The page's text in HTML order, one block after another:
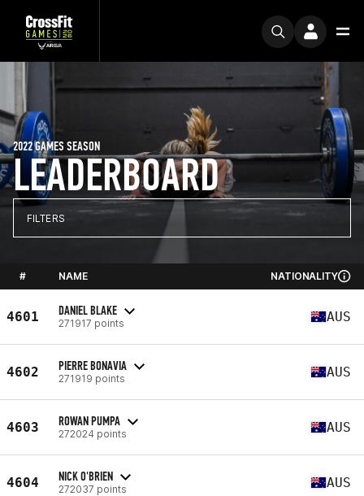
LEADERBOARD
2022 GAMES SEASON
FILTERS
# NAME NATIONALITY
4601 DANIEL BLAKE
271917 points AUS
4602 PIERRE BONAVIA
271919 points AUS
4603 ROWAN PUMPA
272024 points AUS
4604 NICK O'BRIEN
272037 points AUS